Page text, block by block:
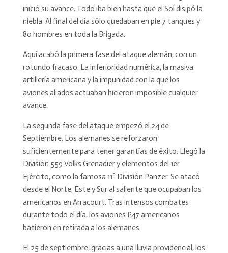
inició su avance. Todo iba bien hasta que el Sol disipó la
niebla. Al final del día sólo quedaban en pie 7 tanques y
80 hombres en toda la Brigada.
Aquí acabó la primera fase del ataque alemán, con un
rotundo fracaso. La inferioridad numérica, la masiva
artillería americana y la impunidad con la que los
aviones aliados actuaban hicieron imposible cualquier
avance.
La segunda fase del ataque empezó el 24 de
Septiembre. Los alemanes se reforzaron
suficientemente para tener garantías de éxito. Llegó la
División 559 Volks Grenadier y elementos del 1er
Ejército, como la famosa 11ª División Panzer. Se atacó
desde el Norte, Este y Sur al saliente que ocupaban los
americanos en Arracourt. Tras intensos combates
durante todo el día, los aviones P47 americanos
batieron en retirada a los alemanes.
El 25 de septiembre, gracias a una lluvia providencial, los